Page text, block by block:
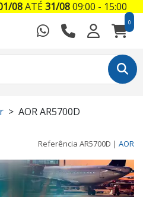
0
AOR AR5700D
Referência AR5700D | AOR
08ATÉ31/0809:00 - 15:00